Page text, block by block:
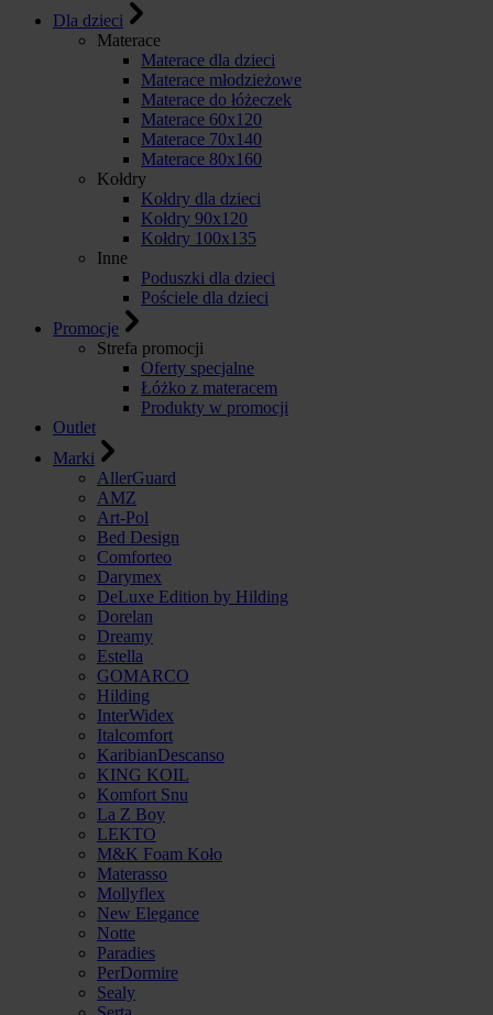
Dla dzieci
Materace
Materace dla dzieci
Materace młodzieżowe
Materace do łóżeczek
Materace 60x120
Materace 70x140
Materace 80x160
Kołdry
Kołdry dla dzieci
Kołdry 90x120
Kołdry 100x135
Inne
Poduszki dla dzieci
Pościele dla dzieci
Promocje
Strefa promocji
Oferty specjalne
Łóżko z materacem
Produkty w promocji
Outlet
Marki
AllerGuard
AMZ
Art-Pol
Bed Design
Comforteo
Darymex
DeLuxe Edition by Hilding
Dorelan
Dreamy
Estella
GOMARCO
Hilding
InterWidex
Italcomfort
KaribianDescanso
KING KOIL
Komfort Snu
La Z Boy
LEKTO
M&K Foam Koło
Materasso
Mollyflex
New Elegance
Notte
Paradies
PerDormire
Sealy